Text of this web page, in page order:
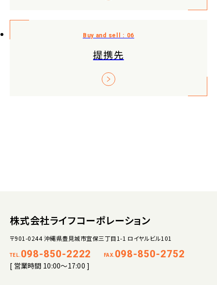
提携先
株式会社ライフコーポレーション
〒901-0244 沖縄県豊見城市宜保三丁目1-1 ロイヤルビル101
TEL. 098-850-2222 FAX. 098-850-2752
[ 営業時間 10:00～17:00 ]